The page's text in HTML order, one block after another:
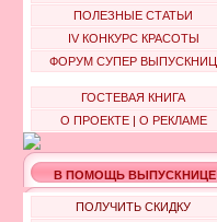
ПОЛЕЗНЫЕ СТАТЬИ
IV КОНКУРС КРАСОТЫ
ФОРУМ СУПЕР ВЫПУСКНИЦ
ГОСТЕВАЯ КНИГА
О ПРОЕКТЕ| О РЕКЛАМЕ
В ПОМОЩЬ ВЫПУСКНИЦЕ
ПОЛУЧИТЬ СКИДКУ